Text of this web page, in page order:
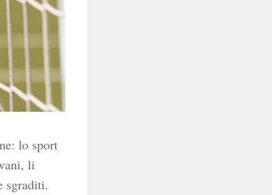
lo sport
li
sgraditi.